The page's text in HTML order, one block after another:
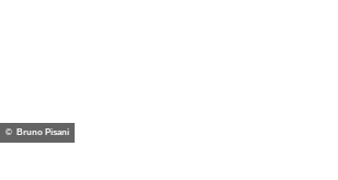
© Bruno Pisani